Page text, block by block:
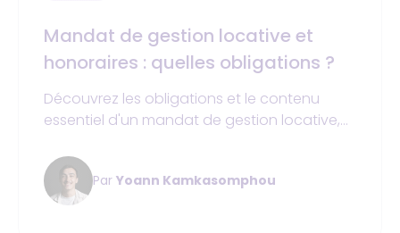
Mandat de gestion locative et
honoraires : quelles obligations ?
Découvrez les obligations et le contenu
essentiel d'un mandat de gestion locative,
Par Yoann Kamkasomphou